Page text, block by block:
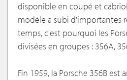
disponible en coupé et
modèle a subi d'importantes
temps, c'est pourquoi les
divisées en groupes : 356A,
Fin 1959, la Porsche 356B est